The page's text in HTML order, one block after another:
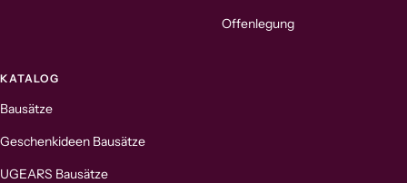
Offenlegung
KATALOG
Bausätze
Geschenkideen Bausätze
UGEARS Bausätze